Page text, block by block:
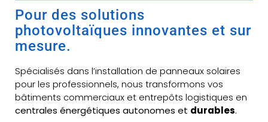
Pour des solutions
photovoltaïques innovantes et sur
mesure.
Spécialisés dans l’installation de panneaux solaires
pour les professionnels, nous transformons vos
bâtiments commerciaux et entrepôts logistiques en
centrales énergétiques autonomes et durables.